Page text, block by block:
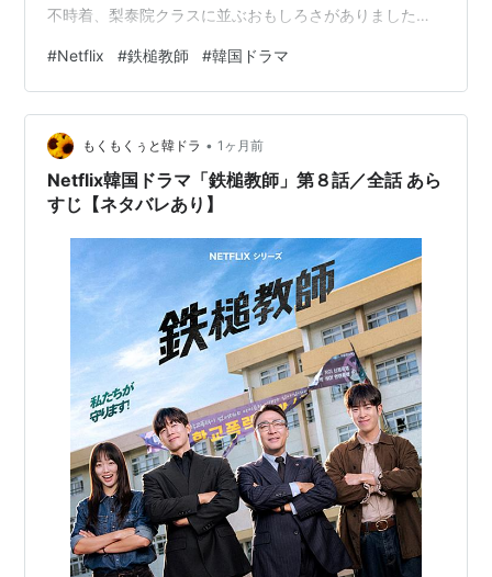
不時着、梨泰院クラスに並ぶおもしろさがありました。
メンバーが、教育現場で起こる様々な暴力を手段を選ば
ず一掃していく内容で、加害者に対してありとあらゆる
手を使って容赦なく鉄槌を下す爽快さが共感を得ていま
す。 こう述べると、暴力的な要素が強く残りますが、そ
こは韓国ドラマの真骨頂で各回の話がすべて実際に起こ
った事件をベースに作られ、教育部長官とリーダ…
#Netflix #鉄槌教師 #韓国ドラマ
もくもくぅと韓ドラ • 1ヶ月前
Netflix韓国ドラマ「鉄槌教師」第８話／全話 あら
すじ【ネタバレあり】